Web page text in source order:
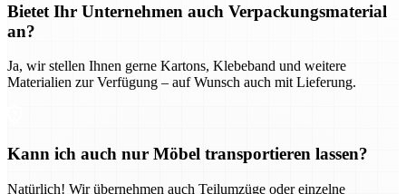
Bietet Ihr Unternehmen auch Verpackungsmaterial
an?
Ja, wir stellen Ihnen gerne Kartons, Klebeband und weitere
Materialien zur Verfügung – auf Wunsch auch mit Lieferung.
Kann ich auch nur Möbel transportieren lassen?
Natürlich! Wir übernehmen auch Teilumzüge oder einzelne